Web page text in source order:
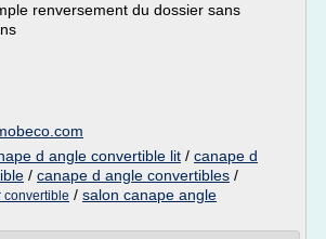
renversement du dossier sans
d angle convertible lit / canape d
/ canape d angle convertibles /
convertible / salon canape angle